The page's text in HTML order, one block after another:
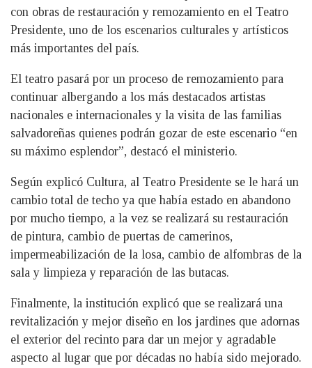
con obras de restauración y remozamiento en el Teatro
Presidente, uno de los escenarios culturales y artísticos
más importantes del país.
El teatro pasará por un proceso de remozamiento para
continuar albergando a los más destacados artistas
nacionales e internacionales y la visita de las familias
salvadoreñas quienes podrán gozar de este escenario “en
su máximo esplendor”, destacó el ministerio.
Según explicó Cultura, al Teatro Presidente se le hará un
cambio total de techo ya que había estado en abandono
por mucho tiempo, a la vez se realizará su restauración
de pintura, cambio de puertas de camerinos,
impermeabilización de la losa, cambio de alfombras de la
sala y limpieza y reparación de las butacas.
Finalmente, la institución explicó que se realizará una
revitalización y mejor diseño en los jardines que adornas
el exterior del recinto para dar un mejor y agradable
aspecto al lugar que por décadas no había sido mejorado.